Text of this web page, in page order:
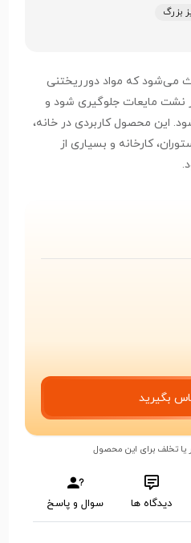
بزرگ
می‌شود که مواد دورریختنی
نشت مایعات جلوگیری شود و
این محصول کاربردی در خانه،
کارخانه و بسیاری از
بگیرید
تخلف برای این محصول
دیدگاه ها سوال و پاسخ